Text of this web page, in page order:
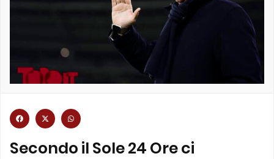
Secondo il Sole 24 Ore ci